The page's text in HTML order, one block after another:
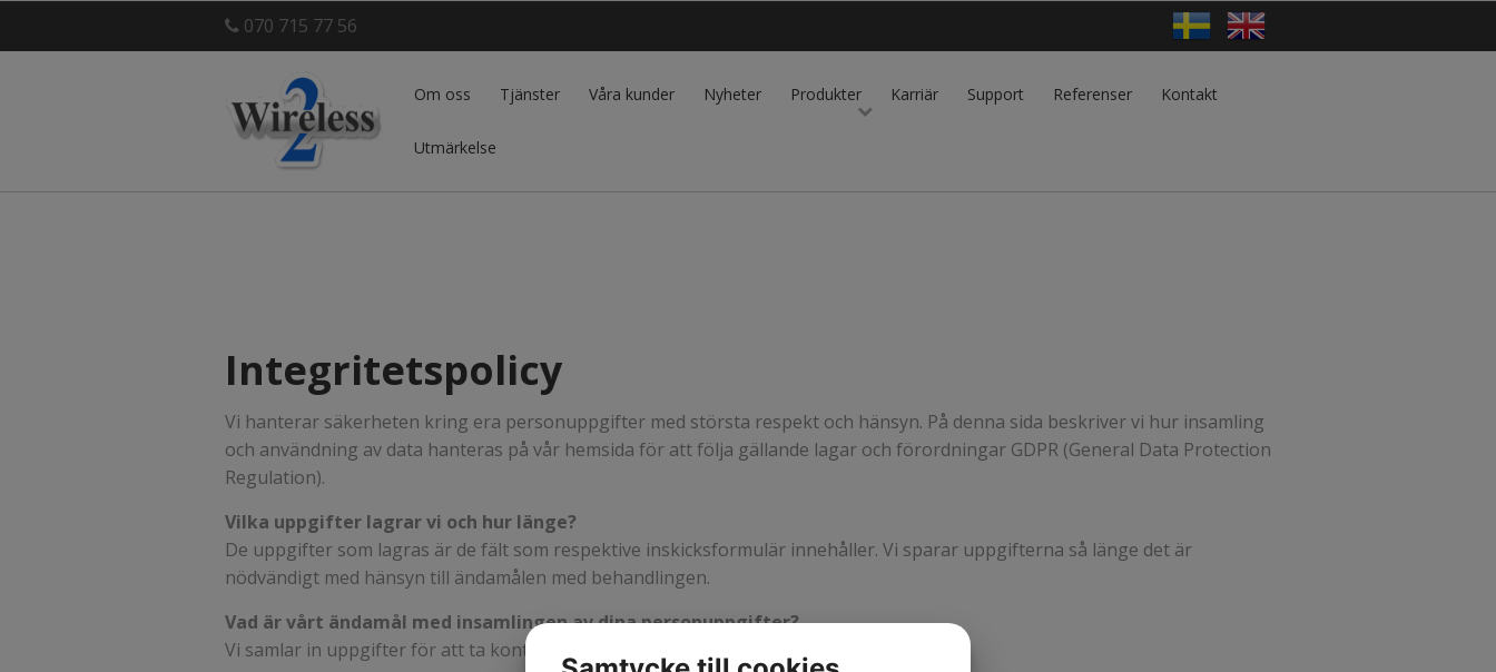
070 715 77 56
Om oss Tjänster Våra kunder Nyheter Produkter Karriär Support Referenser Kontakt
Utmärkelse
Integritetspolicy
Vi hanterar säkerheten kring era personuppgifter med största respekt och hänsyn. På denna sida beskriver vi hur insamling
och användning av data hanteras på vår hemsida för att följa gällande lagar och förordningar GDPR (General Data Protection
Regulation).
Vilka uppgifter lagrar vi och hur länge?
De uppgifter som lagras är de fält som respektive inskicksformulär innehåller. Vi sparar uppgifterna så länge det är
nödvändigt med hänsyn till ändamålen med behandlingen.
Vad är vårt ändamål med insamlingen av dina personuppgifter?
Vi samlar in uppgifter för att ta kontakt, upprätta och / eller bibehålla en affärsrelation.